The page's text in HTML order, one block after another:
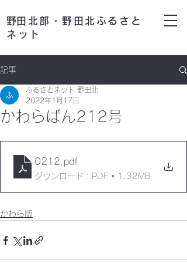
​野田北部・野田北ふるさと
ネット
記事
かわらばん212号
ふるさとネット 野田北
2022年1月17日
0212 .pdf
ダウンロード：PDF • 1.32MB
かわら版